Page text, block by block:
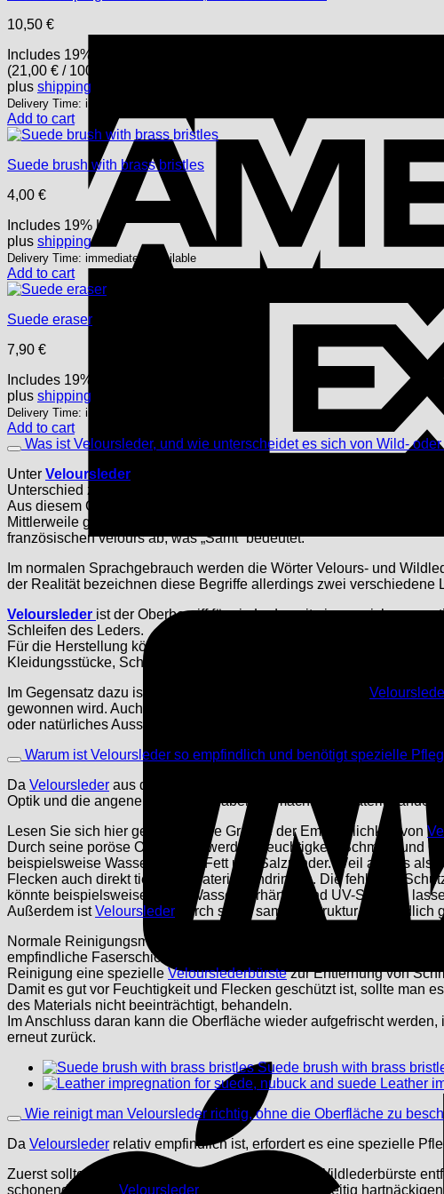
10,50 €
Includes 19% USt.
(21,00 € / 100 ml)
plus shipping
Delivery Time: immediately available
Add to cart
Suede brush with brass bristles
4,00 €
Includes 19% USt.
plus shipping
Delivery Time: immediately available
Add to cart
Suede eraser
7,90 €
Includes 19% USt.
plus shipping
Delivery Time: immediately available
Add to cart
Was ist Veloursleder, und wie unterscheidet es sich von Wild-
Unter Veloursleder
Unterschied zu Glattleder eine angeraute Oberfläche, welche ihm
Aus diesem Grund kann man für die Herstellung von Veloursleder
Mittlerweile gibt es auch vegane Leder-Alternativen, die gleich
französischen velours ab, was „Samt“ bedeutet.
Im normalen Sprachgebrauch werden die Wörter Velours- und
der Realität bezeichnen diese Begriffe allerdings zwei verschiedene
Veloursleder ist der Oberbegriff für ein Leder mit einer weichen,
Schleifen des Leders.
Für die Herstellung können verschiedene Tierhäute genutzt
Kleidungsstücke, Schuhe und Accessoires verwendet.
Im Gegensatz dazu ist
gewonnen wird. Auch Wildleder hat die charakteristische samtige
oder natürliches Aussehen haben sollen.
Warum ist Veloursleder so empfindlich und benötigt spezielle
Da Veloursleder aus der Unterseite der Tierhaut gefertigt wird, die
Optik und die angenehme Haptik, aber sie macht das Material
Lesen Sie sich hier genauer in die Gründe der Empfindlichkeit von
Durch seine poröse Oberfläche werden Feuchtigkeit, Schmutz und
beispielsweise Wasserflecken, Fett und Salzränder. Weil anders
Flecken auch direkt tiefer ins Material eindringen. Die fehlende
könnte beispielsweise durch Wasser verhärten und UV-Strahlen
Außerdem istVeloursleder durch seine samtige Struktur
Normale Reinigungsmethoden, die wir auch schon häufiger auf
empfindliche Faserschicht beschädigen oder die charakteristische
Reinigung eine spezielle Velourslederbürstezur Entfernung von
Damit es gut vor Feuchtigkeit und Flecken geschützt ist, sollte man
des Materials nicht beeinträchtigt, behandeln.
Im Anschluss daran kann die Oberfläche wieder aufgefrischt
erneut zurück.
Suede brush with brass
Leather
Wie reinigt man Veloursleder richtig, ohne die Oberfläche zu
Da Veloursleder relativ empfindlich ist, erfordert es eine spezielle
Zuerst sollte grober Schmutz und Staub mit einer Wildlederbürste
schonend für das Veloursleder, während sie gleichzeitig